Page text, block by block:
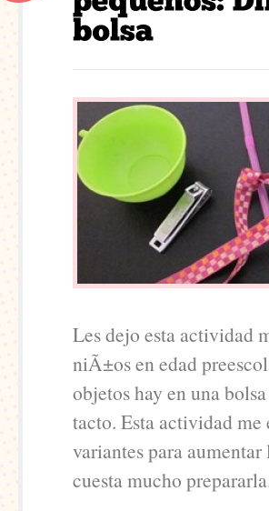
Les dejo esta actividad
niÃ±os en edad
objetos hay en una
tacto. Esta actividad me
variantes para
cuesta mucho